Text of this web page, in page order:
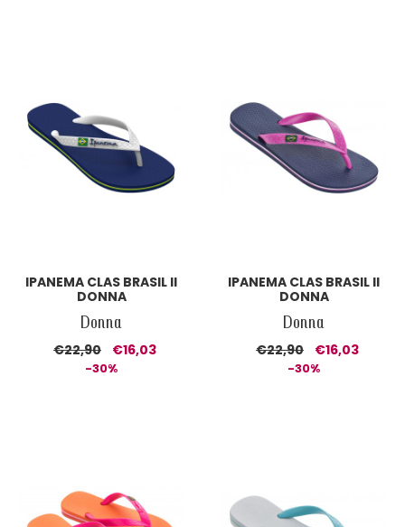
IPANEMA CLAS BRASIL II
DONNA
Donna
€22,90 €16,03
-30%
IPANEMA CLAS BRASIL II
DONNA
Donna
€22,90 €16,03
-30%